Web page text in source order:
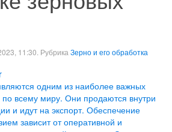
11:30. Рубрика Зерно и его обработка
одним из наиболее важных
по всему миру. Они продаются внутри
и идут на экспорт. Обеспечение
зависит от оперативной и